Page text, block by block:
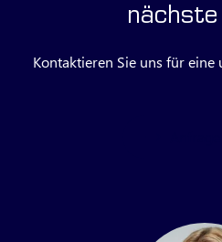
nächste
Kontaktieren Sie uns für